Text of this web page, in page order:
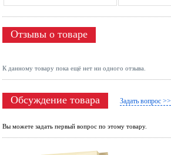
Отзывы о товаре
К данному товару пока ещё нет ни одного отзыва.
Обсуждение товара Задать вопрос >>
Вы можете задать первый вопрос по этому товару.